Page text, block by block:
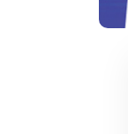
سریعترین زمان 1000 متر روپایی زدن با